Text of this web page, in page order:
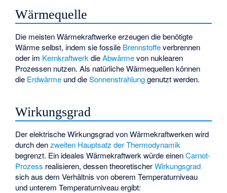
Wärmequelle
Die meisten Wärmekraftwerke erzeugen die benötigte
Wärme selbst, indem sie fossile Brennstoffeverbrennen
oder im Kernkraftwerk dieAbwärmevon nuklearen
Prozessen nutzen. Als natürliche Wärmequellen können
die Erdwärme und dieSonnenstrahlunggenutzt werden.
Wirkungsgrad
Der elektrische Wirkungsgrad von Wärmekraftwerken wird
durch denzweiten Hauptsatz der Thermodynamik
begrenzt. Ein ideales Wärmekraftwerk würde einenCarnot-
Prozess realisieren, dessen theoretischerWirkungsgrad
sich aus dem Verhältnis von oberem Temperaturniveau
und unterem Temperaturniveauergibt: